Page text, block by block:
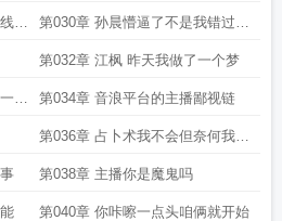
求 第030章 孙晨懵逼了不是我错过了
啥
第032章 江枫 昨天我做了一个梦
条 第034章 音浪平台的主播鄙视链
第036章 占卜术我不会但奈何我有
挂啊
第038章 主播你是魔鬼吗
第040章 你咔嚓一点头咱俩就开始